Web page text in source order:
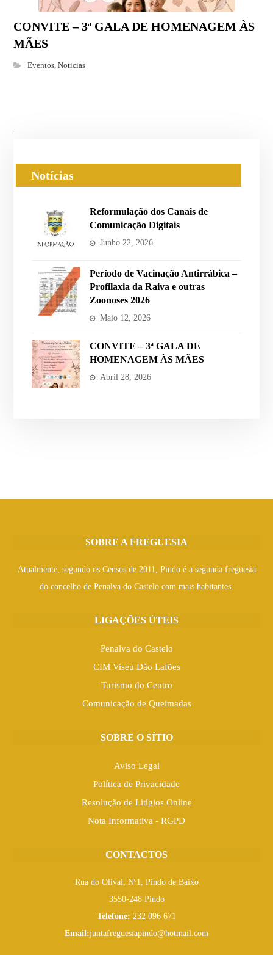
CONVITE – 3ª GALA DE HOMENAGEM ÀS
MÃES
Eventos,Noticias
.
Notícias
Reformulação dos Canais de
Comunicação Digitais
Junho 22, 2026
Período de Vacinação Antirrábica –
Profilaxia da Raiva e outras
Zoonoses 2026
Maio 12, 2026
CONVITE – 3ª GALA DE
HOMENAGEM ÀS MÃES
Abril 28, 2026
SOBRE A FREGUESIA
Atualmente, segundo os Censos de 2011, Pindo é a segunda freguesia
do concelho de Penalva do Castelo com mais habitantes.
LIGAÇÕES ÚTEIS
Penalva do Castelo
CIM Viseu Dão Lafões
Turismo do Centro
Comunicação de Queimadas
SOBRE O SÍTIO
Aviso Legal
Política de Privacidade
Resolução de Litígios Online
Nota Informativa - RGPD
CONTACTOS
Rua do Olival, Nº1, Pindo de Baixo
3550-248 Pindo
Telefone: 232 096 671
Email:juntafreguesiapindo@hotmail.com